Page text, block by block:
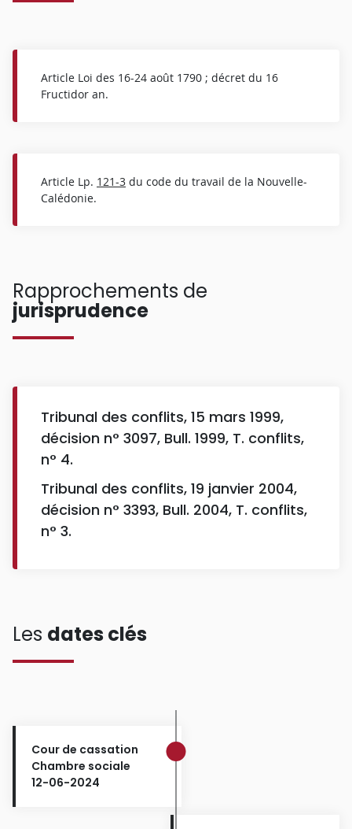
Article Loi des 16-24 août 1790 ; décret du 16
Fructidor an.
Article Lp. 121-3 du code du travail de la Nouvelle-
Calédonie.
Rapprochements de
jurisprudence
Tribunal des conflits, 15 mars 1999,
décision n° 3097, Bull. 1999, T. conflits,
n° 4.
Tribunal des conflits, 19 janvier 2004,
décision n° 3393, Bull. 2004, T. conflits,
n° 3.
Les dates clés
Cour de cassation
Chambre sociale
12-06-2024